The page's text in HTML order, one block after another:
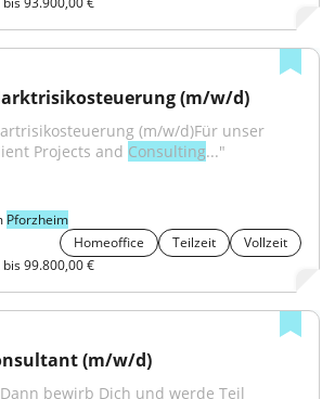
(m/w/d)
(m/w/d)Für unser
Projects and Consulting..."
Pforzheim
Homeoffice
Teilzeit
Vollzeit
99.800,00 €
(m/w/d)
bewirb Dich und werde Teil